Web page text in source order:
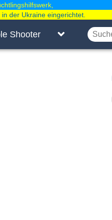
Shooter
der Ukraine eingerichtet.